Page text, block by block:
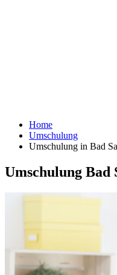
Home
Umschulung
Umschulung in Bad
Umschulung Bad